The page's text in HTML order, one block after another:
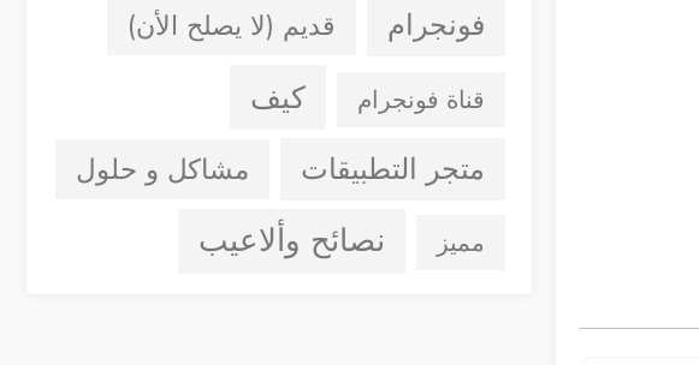
فونجرام قديم (لا يصلح الأن)
قناة فونجرام كيف
متجر التطبيقات مشاكل و حلول
مميز نصائح وألاعيب